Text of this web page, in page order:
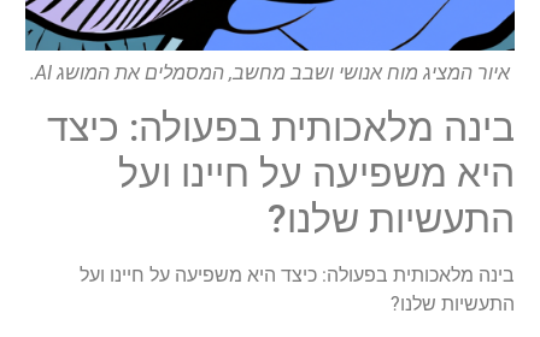
איור המציג מוח אנושי ושבב מחשב, המסמלים את המושג AI.
בינה מלאכותית בפעולה: כיצד
היא משפיעה על חיינו ועל
התעשיות שלנו?
בינה מלאכותית בפעולה: כיצד היא משפיעה על חיינו ועל
התעשיות שלנו?